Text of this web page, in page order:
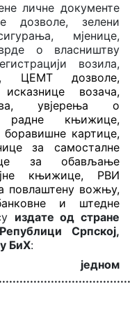
личне документе
дозволе, зелени
мјенице,
о власништву
возила,
ЦЕМТ дозволе,
возача,
увјерења о
радне књижице,
картице,
за самосталне
за обављање
књижице, РВИ
повлаштену вожњу,
и штедне
издате од стране
Српској,
БиХ:
једном